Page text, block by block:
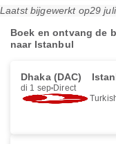
Laatst bijgewerkt op29
Boek en ontvang de
naar Istanbul
Dhaka (DAC)
di 1 sep Direct